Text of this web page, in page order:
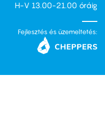
H-V 13.00-21.00 óráig
Fejlesztés és üzemeltetés: